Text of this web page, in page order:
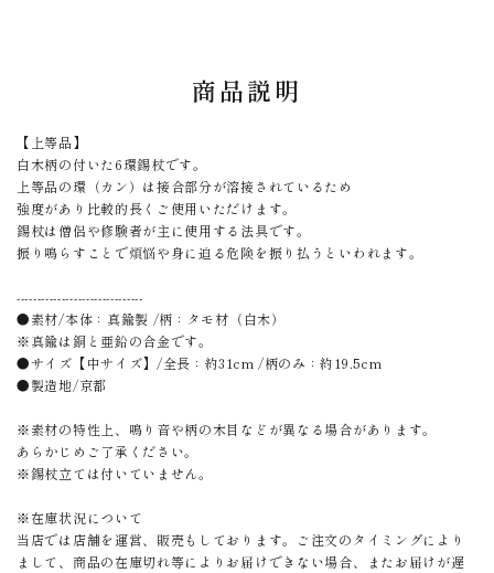
商品説明
【上等品】
白木柄の付いた6環錫杖です。
上等品の環（カン）は接合部分が溶接されているため
強度があり比較的長くご使用いただけます。
錫杖は僧侶や修験者が主に使用する法具です。
振り鳴らすことで煩悩や身に迫る危険を振り払うといわれます。
-------------------------------
●素材/本体：真鍮製 /柄：タモ材（白木）
※真鍮は銅と亜鉛の合金です。
●サイズ【中サイズ】/全長：約31cm /柄のみ：約19.5cm
●製造地/京都
※素材の特性上、鳴り音や柄の木目などが異なる場合があります。
あらかじめご了承ください。
※錫杖立ては付いていません。
※在庫状況について
当店では店舗を運営、販売もしております。ご注文のタイミングにより
まして、商品の在庫切れ等によりお届けできない場合、またお届けが遅